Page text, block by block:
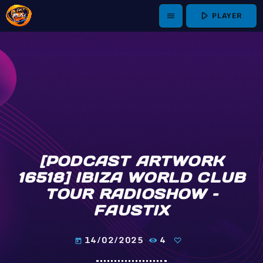
menu play_arrow PLAYER
[PODCAST ARTWORK
16518] IBIZA WORLD CLUB
TOUR RADIOSHOW –
FAUSTIX
today 14/02/2025 4